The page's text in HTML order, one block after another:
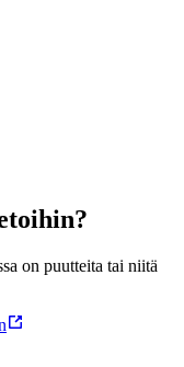
on puutteita tai niitä